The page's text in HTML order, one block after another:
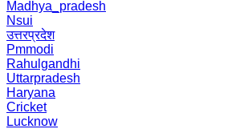
Madhya_pradesh
Nsui
उत्तरप्रदेश
Pmmodi
Rahulgandhi
Uttarpradesh
Haryana
Cricket
Lucknow